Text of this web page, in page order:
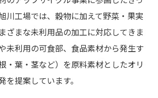
川工場では、穀物に加えて野菜・果実
ざまな未利用品の加工に対応してきま
未利用の可食部、食品素材から発生す
・葉・茎など）を原料素材としたオリ
を提案しています。